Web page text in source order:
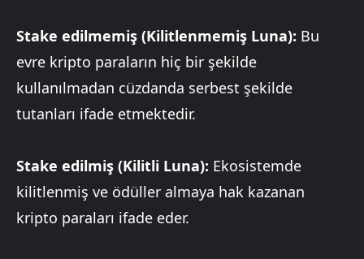
Stake edilmemiş (Kilitlenmemiş Luna): Bu
evre kripto paraların hiç bir şekilde
kullanılmadan cüzdanda serbest şekilde
tutanları ifade etmektedir.
Stake edilmiş (Kilitli Luna): Ekosistemde
kilitlenmiş ve ödüller almaya hak kazanan
kripto paraları ifade eder.